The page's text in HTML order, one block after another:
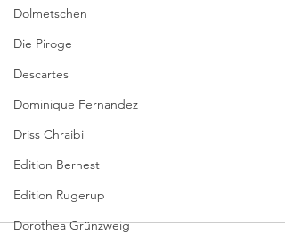
Dolmetschen
Die Piroge
Descartes
Dominique Fernandez
Driss Chraibi
Edition Bernest
Edition Rugerup
Dorothea Grünzweig